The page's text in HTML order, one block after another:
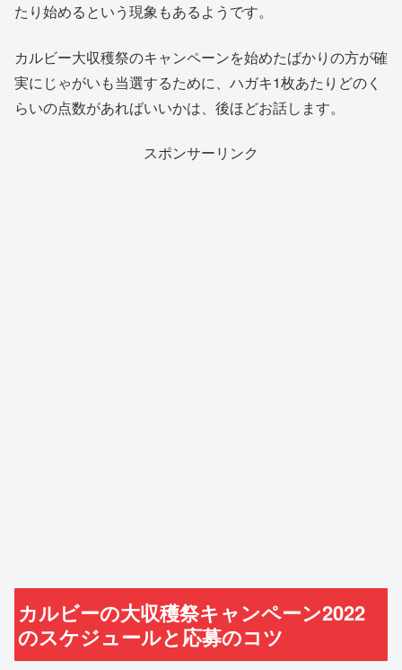
たり始めるという現象もあるようです。
カルビー大収穫祭のキャンペーンを始めたばかりの方が確
実にじゃがいも当選するために、ハガキ1枚あたりどのく
らいの点数があればいいかは、後ほどお話します。
スポンサーリンク
カルビーの大収穫祭キャンペーン2022
のスケジュールと応募のコツ